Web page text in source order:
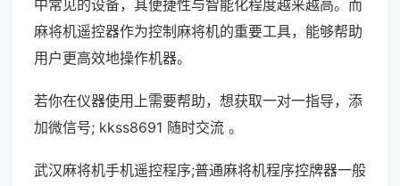
中常见的设备，其便捷性与智能化程度越来越高。而
麻将机遥控器作为控制麻将机的重要工具，能够帮助
用户更高效地操作机器。
若你在仪器使用上需要帮助，想获取一对一指导，添
加微信号; kkss8691 随时交流 。
武汉麻将机手机遥控程序;普通麻将机程序控牌器一般